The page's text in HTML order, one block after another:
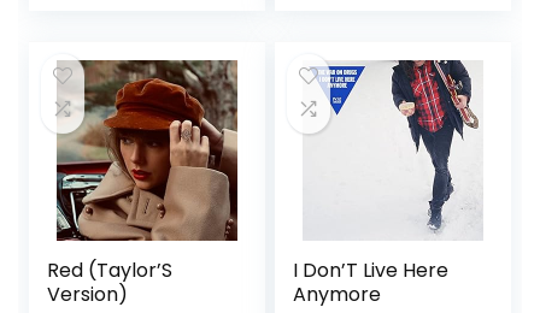
Red (Taylor’S
Version)
I Don’T Live Here
Anymore